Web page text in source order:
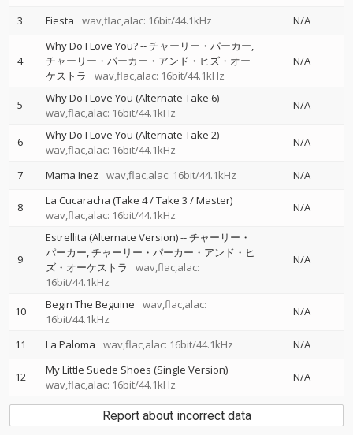
3
Fiesta wav,flac,alac: 16bit/44.1kHz N/A
4
Why Do I Love You?--チャーリー・パーカー
チャーリー・パーカー・アンド・ヒズ・オー
ケストラ
wav,flac,alac: 16bit/44.1kHz
N/A
5
Why Do I Love You (Alternate Take 6)
wav,flac,alac: 16bit/44.1kHz
N/A
6
Why Do I Love You (Alternate Take 2)
wav,flac,alac: 16bit/44.1kHz
N/A
7 Mama Inez wav,flac,alac: 16bit/44.1kHz N/A
8
La Cucaracha (Take 4 / Take 3 / Master)
wav,flac,alac: 16bit/44.1kHz
N/A
9
Estrellita (Alternate Version)--チャーリー・
パーカー チャーリー・パーカー・アンド・ヒ
ズ・オーケストラ
wav,flac,alac:
16bit/44.1kHz
N/A
10 Begin The Beguine
wav,flac,alac:
16bit/44.1kHz
N/A
11 La Paloma wav,flac,alac: 16bit/44.1kHz N/A
12
My Little Suede Shoes (Single Version)
wav,flac,alac: 16bit/44.1kHz
N/A
Report about incorrect data